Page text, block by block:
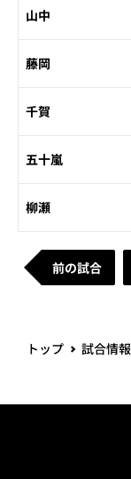
山中
藤岡
千賀
五十嵐
柳瀬
前の試合
トップ 試合情報